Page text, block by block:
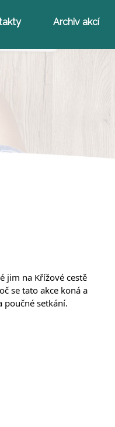
Archiv akcí
jim na Křížové cestě
se tato akce koná a
poučné setkání.